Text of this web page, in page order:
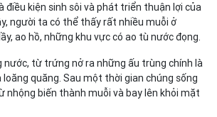
điều kiện sinh sôi và phát triển thuận lợi của
người ta có thể thấy rất nhiều muỗi ở
ao hồ, những khu vực có ao tù nước đọng.
nước, từ trứng nở ra những ấu trùng chính là
loăng quăng. Sau một thời gian chúng sống
nhộng biến thành muỗi và bay lên khỏi mặt